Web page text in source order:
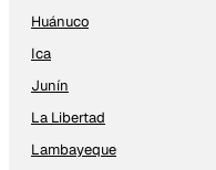
Huánuco
Ica
Junín
La Libertad
Lambayeque